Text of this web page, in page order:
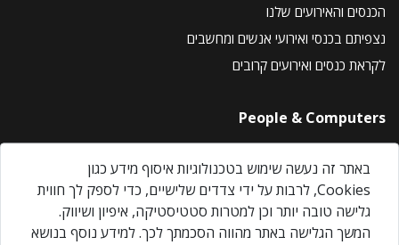
הכנסים והאירועים שלנו
נצפיתם בכנסי ואירועי אנשים ומחשבים
לקראת כנסים ואירועים קרובים
People & Computers
About Us
Privacy Policy
Contact Us
Our Events
באתר זה נעשה שימוש בטכנולוגיות איסוף מידע כגון
Cookies, לרבות על ידי צדדים שלישיים, כדי לספק לך חווית
גלישה טובה יותר וכן למטרות סטטיסטיקה, איפיון ושיווק.
המשך הגלישה באתר מהווה הסכמתך לכך. למידע נוסף בנושא